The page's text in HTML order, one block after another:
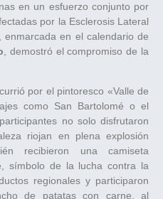
en un esfuerzo conjunto por
por la Esclerosis Lateral
enmarcada en el calendario de
, demostró el compromiso de la
por el pintoresco «Valle de
como San Bartolomé o el
no solo disfrutaron
riojan en plena explosión
recibieron una camiseta
símbolo de la lucha contra la
regionales y participaron
de patatas con carne, al